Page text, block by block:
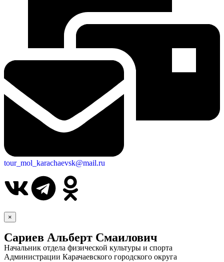
tour_mol_karachaevsk@mail.ru
×
Сариев Альберт Смаилович
Начальник отдела физической культуры и спорта
Администрации Карачаевского городского округа